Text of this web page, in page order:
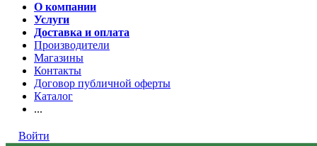
О компании
Услуги
Доставка и оплата
Производители
Магазины
Контакты
Договор публичной оферты
Каталог
...
Войти